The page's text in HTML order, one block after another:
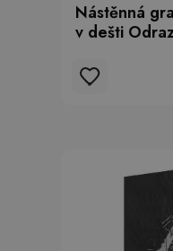
Nástěnná
v dešti